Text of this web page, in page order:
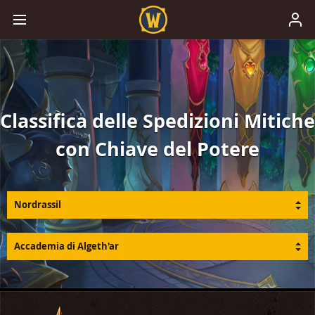
Classifica delle Spedizioni Mitiche
con Chiave del Potere
Nordrassil
Accademia di Algeth'ar